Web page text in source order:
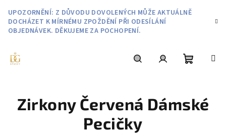
obsah
UPOZORNĚNÍ: Z DŮVODU DOVOLENÝCH MŮŽE AKTUÁLNĚ
DOCHÁZET K MÍRNÉMU ZPOŽDĚNÍ PŘI ODESÍLÁNÍ
OBJEDNÁVEK. DĚKUJEME ZA POCHOPENÍ.
košík
Zirkony Červená Dámské
Pecičky